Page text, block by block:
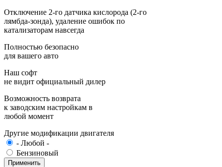
Отключение 2-го датчика кислорода (2-го
лямбда-зонда), удаление ошибок по
катализаторам навсегда
Полностью безопасно
для вашего авто
Наш софт
не видит официальный дилер
Возможность возврата
к заводским настройкам в
любой момент
Другие модификации двигателя
- Любой -
Бензиновый